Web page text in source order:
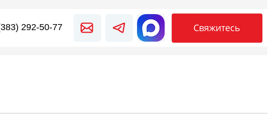
292-50-77 Свяжитесь